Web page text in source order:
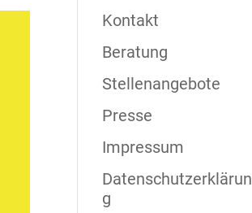
Kontakt
Beratung
Stellenangebote
Presse
Impressum
Datenschutzerklärun
g